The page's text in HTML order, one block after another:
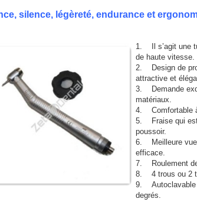
silence, légèreté, endurance et
1. Il s’agit une
de haute vitesse.
2. Design de
attractive et
3. Demande
matériaux.
4. Comfortable
5. Fraise qui est
poussoir.
6. Meilleure vue
efficace.
7. Roulement
8. 4 trous ou 2
9. Autoclavable
degrés.